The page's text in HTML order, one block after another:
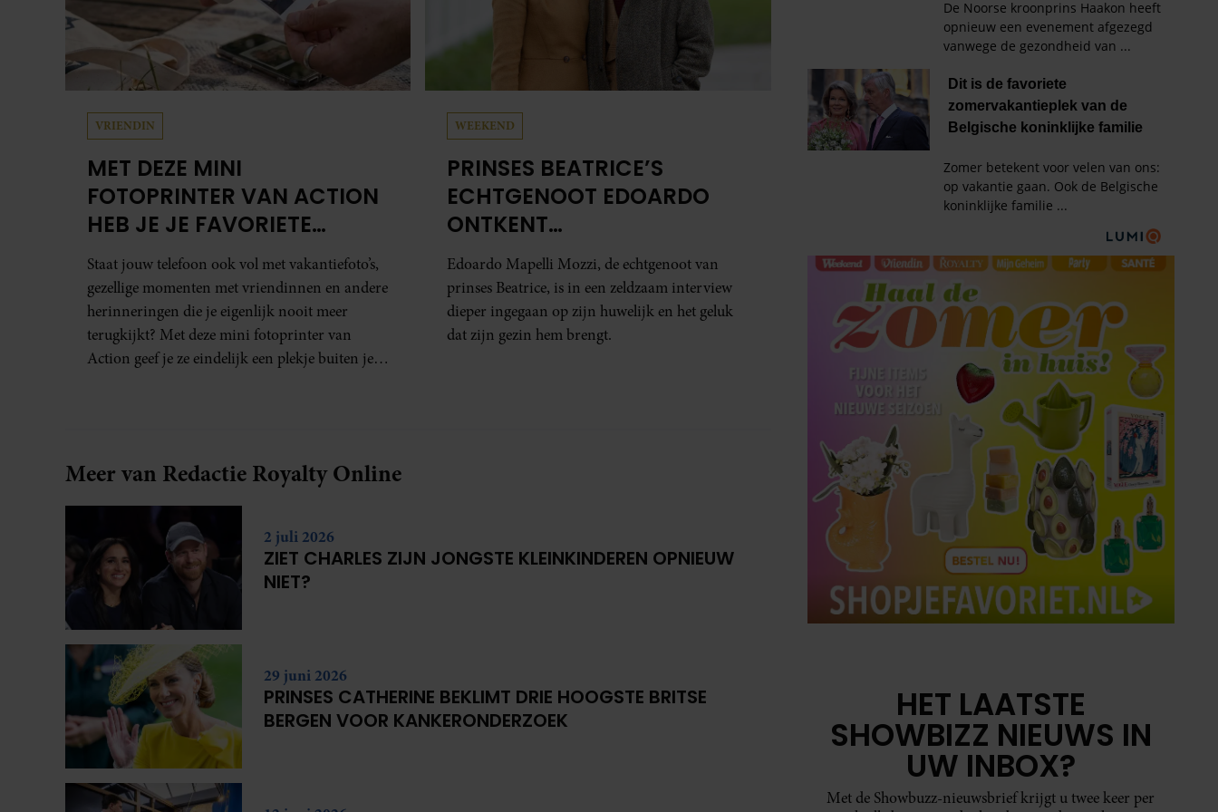
VRIENDIN
MET DEZE MINI
FOTOPRINTER VAN ACTION
HEB JE JE FAVORIETE
FOTO’S BINNEN ÉÉN MINUUT
IN HANDEN
Staat jouw telefoon ook vol met vakantiefoto’s,
gezellige momenten met vriendinnen en andere
herinneringen die je eigenlijk nooit meer
terugkijkt? Met deze mini fotoprinter van
Action geef je ze eindelijk een plekje buiten je
WEEKEND
PRINSES BEATRICE’S
ECHTGENOOT EDOARDO
ONTKENT
HUWELIJKSPROBLEMEN
Edoardo Mapelli Mozzi, de echtgenoot van
prinses Beatrice, is in een zeldzaam interview
dieper ingegaan op zijn huwelijk en het geluk
dat zijn gezin hem brengt.
Meer van Redactie Royalty Online
2 juli 2026
ZIET CHARLES ZIJN JONGSTE KLEINKINDEREN OPNIEUW
NIET?
29 juni 2026
PRINSES CATHERINE BEKLIMT DRIE HOOGSTE BRITSE
BERGEN VOOR KANKERONDERZOEK
HET LAATSTE
SHOWBIZZ NIEUWS IN
UW INBOX?
Met de Showbuzz-nieuwsbrief krijgt u twee keer per